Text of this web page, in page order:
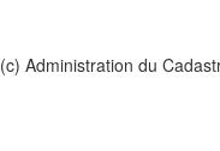
(c) Administration du